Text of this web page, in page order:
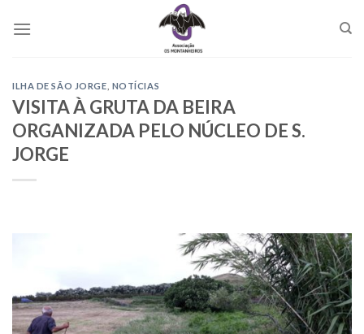
ILHA DE SÃO JORGE NOTÍCIAS
VISITA À GRUTA DA BEIRA
ORGANIZADA PELO NÚCLEO DE S.
JORGE